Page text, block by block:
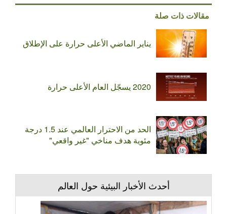
مقالات ذات صلة
يناير الماضي الأعلى حرارة على الإطلاق
2020 يسجّل العام الأعلى حرارة
الحد من الاحترار العالمي عند 1.5 درجة
مئوية هدف مناخي "غير واقعي"
أحدث الأخبار البيئية حول العالم